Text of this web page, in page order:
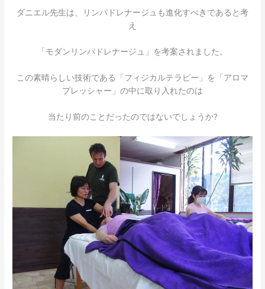
ダニエル先生は、リンパドレナージュも進化すべきであると考
え
「モダンリンパドレナージュ」を考案されました。
この素晴らしい技術である「フィジカルテラピー」を「アロマ
プレッシャー」の中に取り入れたのは
当たり前のことだったのではないでしょうか?